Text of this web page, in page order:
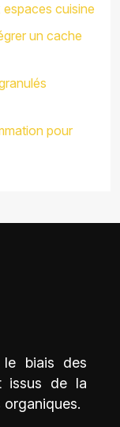
cuisine
un cache
pour
biais des
issus de la